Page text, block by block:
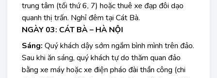
trung tâm (tối thứ 6, 7) hoặc thuê xe đạp đôi dạo
quanh thị trấn. Nghỉ đêm tại Cát Bà.
NGÀY 03: CÁT BÀ – HÀ NỘI
Sáng: Quý khách dậy sớm ngắm bình mình trên đảo.
Sau khi ăn sáng, quý khách tự do thăm quan đảo
bằng xe máy hoặc xe điện pháo đài thần công (chi